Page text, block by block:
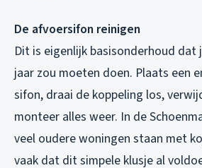
De afvoersifon reinigen
Dit is eigenlijk basisonderhoud dat
jaar zou moeten doen. Plaats een
sifon, draai de koppeling los,
monteer alles weer. In de
veel oudere woningen staan met
vaak dat dit simpele klusje al